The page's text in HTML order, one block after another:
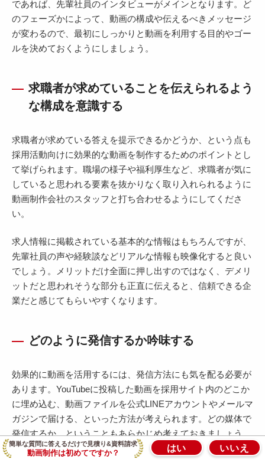
であれば、先輩社員のインタビューがメインとなります。ど
のフェーズかによって、動画の構成や伝えるべきメッセージ
が変わるので、最初にしっかりと動画を利用する目的やゴー
ルを決めておくようにしましょう。
求職者が求めていることを伝えられるよう
な構成を意識する
求職者が求めている答えを提示できるかどうか、という点も
採用活動向けに効果的な動画を制作するためのポイントとし
て挙げられます。職場の様子や福利厚生など、求職者が気に
していると思われる要素を抜かりなく取り入れられるように
動画制作会社のスタッフと打ち合わせるようにしてくださ
い。
求人情報に掲載されている基本的な情報はもちろんですが、
先輩社員の声や経験談などリアルな情報も映像化すると良い
でしょう。メリットだけ全面に押し出すのではなく、デメリ
ットだと思われそうな部分も正直に伝えると、信頼できる企
業だと感じてもらいやすくなります。
どのように発信するか吟味する
効果的に動画を活用するには、発信方法にも気を配る必要が
あります。YouTubeに投稿した動画を採用サイト内のどこか
に埋め込む、動画ファイルを公式LINEアカウントやメールマ
ガジンで届ける、といった方法が考えられます。どの媒体で
発信するか、ということもあらかじめ考えておきましょう。
簡単な質問に答えるだけで見積り&資料請求
動画制作は初めてですか？
はい いいえ